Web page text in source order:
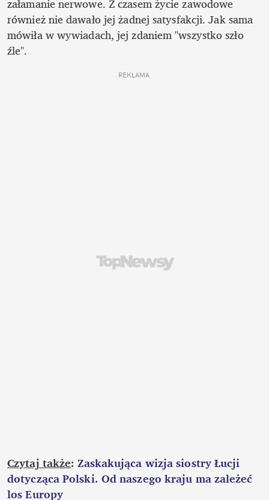
również nie dawało jej żadnej satysfakcji. Jak sama
mówiła w wywiadach, jej zdaniem "wszystko szło
źle".
REKLAMA
Czytaj także: Zaskakująca wizja siostry Łucji
dotycząca Polski. Od naszego kraju ma zależeć
los Europy